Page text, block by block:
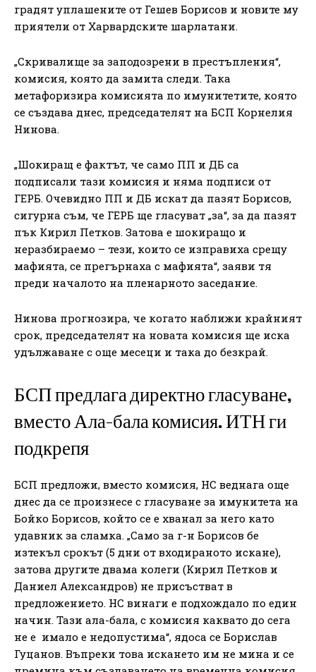
градят уплашените от Гешев Борисов и новите му
приятели от Харвардските шарлатани.
„Скривалище за заподозрени в престъпления“,
комисия, която да замита следи. Така
метафоризира комисията по имунитетите, която
се създава днес, председателят на БСП Корнелия
Нинова.
„Шокиращ е фактът, че само ПП и ДБ са
подписали тази комисия и няма подписи от
ГЕРБ. Очевидно ПП и ДБ искат да пазят Борисов,
сигурна съм, че ГЕРБ ще гласуват „за“, за да пазят
пък Кирил Петков. Затова е шокиращо и
неразбираемо – тези, които се изправиха срещу
мафията, се прегърнаха с мафията“, заяви тя
преди началото на пленарното заседание.
Нинова прогнозира, че когато наближи крайният
срок, председателят на новата комисия ще иска
удължаване с още месеци и така до безкрай.
БСП предлага директно гласуване,
вместо Ала-бала комисия. ИТН ги
подкрепя
БСП предложи, вместо комисия, НС веднага още
днес да се произнесе с гласуване за имунитета на
Бойко Борисов, който се е хванал за него като
удавник за сламка. „Само за г-н Борисов бе
изтекъл срокът (5 дни от входираното искане),
затова другите двама колеги (Кирил Петков и
Даниел Александров) не присъстват в
предложението. НС винаги е подхождало по един
начин. Тази ала-бала, с комисия каквато до сега
не е имало е недопустима“, ядоса се Борислав
Гуцанов. Въпреки това искането им не мина и се